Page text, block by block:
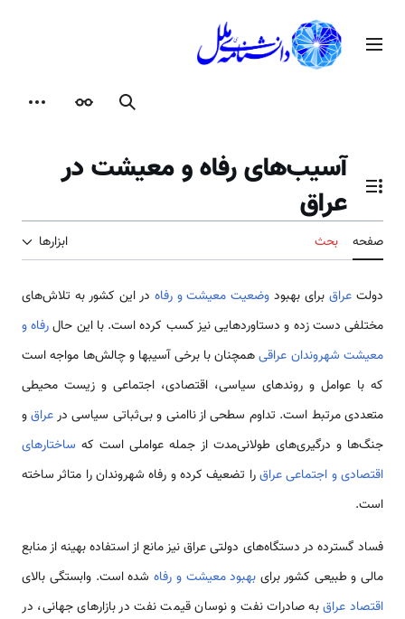
محتوامنوی اصلی
جستجوظاهر
تغییر وضعیت فهرست محتویات
آسیب‌های رفاه و معیشت در
عراق
صفحه بحث ابزارها
دولت عراقبرای بهبود وضعیت معیشت و رفاه در این کشور به تلاش‌های
مختلفی دست زده و دستاوردهایی نیز کسب کرده است. با این حالرفاه و
معیشت شهروندان عراقیهمچنان با برخی آسیبها و چالش‌ها مواجه است
که با عوامل و روندهای سیاسی، اقتصادی، اجتماعی و زیست محیطی
متعددی مرتبط است. تداوم سطحی از ناامنی و بی‌ثباتی سیاسی درعراقو
جنگ‌ها و درگیری‌های طولانی‌مدت از جمله عواملی است که ساختارهای
اقتصادی و اجتماعی عراقرا تضعیف کرده و رفاه شهروندان را متاثر ساخته
است.
فساد گسترده در دستگاه‌های دولتی عراق نیز مانع از استفاده بهینه از منابع
مالی و طبیعی کشور برای بهبود معیشت و رفاه شده است. وابستگی بالای
اقتصاد عراقبه صادرات نفت و نوسان قیمت نفت در بازارهای جهانی، در